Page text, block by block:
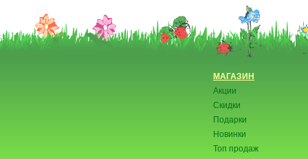
МАГАЗИН
Акции
Скидки
Подарки
Новинки
Топ продаж